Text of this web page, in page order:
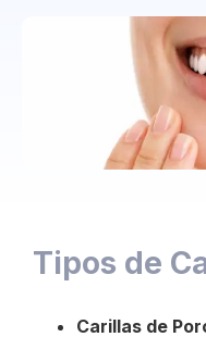
Tipos de
Carillas de